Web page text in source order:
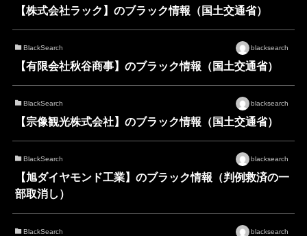
【株式会社ラック】のブラック情報（国土交通省）
BlackSearch blacksearch
【有限会社秋谷商事】のブラック情報（国土交通省）
BlackSearch blacksearch
【宗像観光株式会社】のブラック情報（国土交通省）
BlackSearch blacksearch
【旭ダイヤモンド工業】のブラック情報（判例救済の一
部取消し）
BlackSearch blacksearch